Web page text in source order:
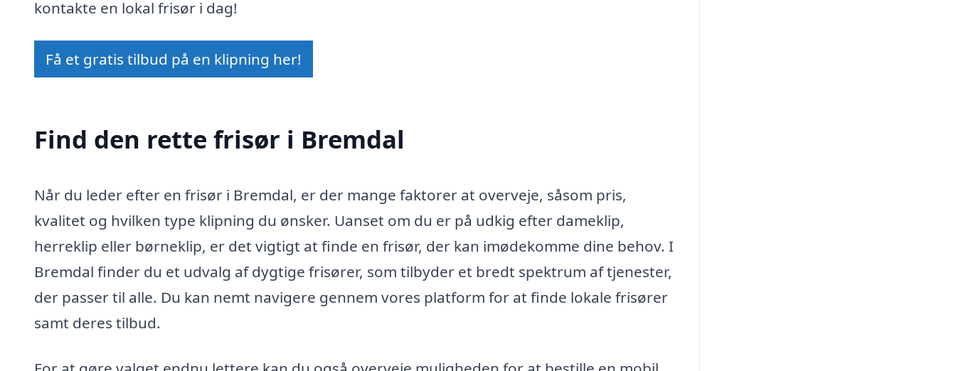
kontakte en lokal frisør i dag!
Få et gratis tilbud på en klipning her!
Find den rette frisør i Bremdal
Når du leder efter en frisør i Bremdal, er der mange faktorer at overveje, såsom pris,
kvalitet og hvilken type klipning du ønsker. Uanset om du er på udkig efter dameklip,
herreklip eller børneklip, er det vigtigt at finde en frisør, der kan imødekomme dine behov. I
Bremdal finder du et udvalg af dygtige frisører, som tilbyder et bredt spektrum af tjenester,
der passer til alle. Du kan nemt navigere gennem vores platform for at finde lokale frisører
samt deres tilbud.